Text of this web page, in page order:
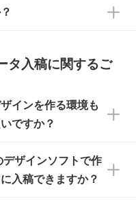
さい。
ただくと、おおよ
いただけます。
ご発注をお願いい
なります。各商
ください。
ージにある商品
ーパックなど)
袋に入っていま
)
ていない状態で
や、オリジナル
せん。
。なお、海外への
ので予めご了承く
タ入稿に関するご
インを作る環境も
ですか？
ター」を使えば、
ンを作成できま
ザインソフトで作
入稿できますか？